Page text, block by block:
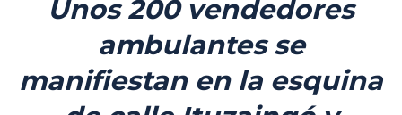
Unos 200 vendedores
ambulantes se
manifiestan en la esquina